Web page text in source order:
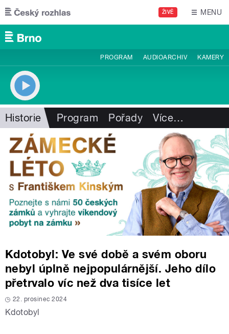
Přejít k hlavnímu obsahu
ŽIVĚ MENU
PROGRAM AUDIOARCHIV KAMERY
Historie Program Pořady Více…
Kdotobyl: Ve své době a svém oboru
nebyl úplně nejpopulárnější. Jeho dílo
přetrvalo víc než dva tisíce let
22. prosinec 2024
Kdotobyl